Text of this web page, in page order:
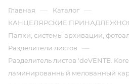
Главная — Каталог —
КАНЦЕЛЯРСКИЕ
Папки, системы архивации,
Разделители листов —
Разделитель листов 'deVENTE.
ламинированный мелованный